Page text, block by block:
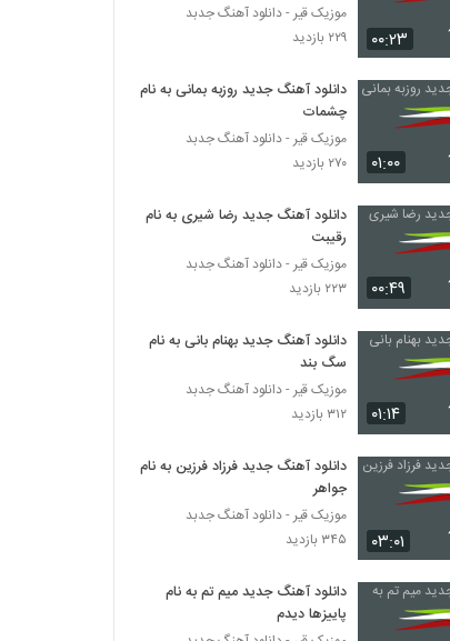
آهنگ سعید پیروی بنام جای من
۲۷۱ بازدید
دانلود آهنگ رضا میاحی نقطه ضعف
۲۸۳ بازدید
دانلود آهنگ جدید و زیبای علی راموز با نام حالم
بده
۳۱۱ بازدید
آهنگ محسن غریبی بنام مثل همون وقتا
۲۸۴ بازدید
دانلود آهنگ رفتنی از محسن غریبی
موزیک زیبای بده حالم از محسن غریبی
۳۰۴ بازدید
موزیک زیبای ایده آل از محمد احسانی
۲۵۲ بازدید
۰۰:۲۳
موزیک قیر - دانلود آهنگ جدبد
۲۲۹ بازدید
۰۱:۰۰
دانلود آهنگ جدید روزبه بمانی به نام
چشمات
موزیک قیر - دانلود آهنگ جدبد
۲۷۰ بازدید
۰۰:۴۹
دانلود آهنگ جدید رضا شیری به نام
رقیبت
موزیک قیر - دانلود آهنگ جدبد
۲۲۳ بازدید
۰۱:۱۴
دانلود آهنگ جدید بهنام بانی به نام
سگ بند
موزیک قیر - دانلود آهنگ جدبد
۳۱۲ بازدید
۰۳:۰۱
دانلود آهنگ جدید فرزاد فرزین به نام
جواهر
موزیک قیر - دانلود آهنگ جدبد
۳۴۵ بازدید
دانلود آهنگ جدید میم تم به نام
پاییزها دیدم